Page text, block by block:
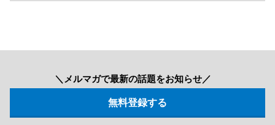
＼メルマガで最新の話題をお知らせ／